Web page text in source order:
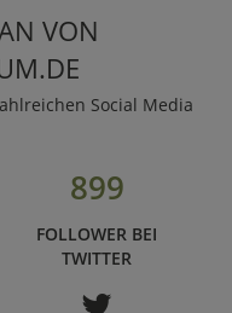
VON
Social Media
899
FOLLOWER BEI
TWITTER